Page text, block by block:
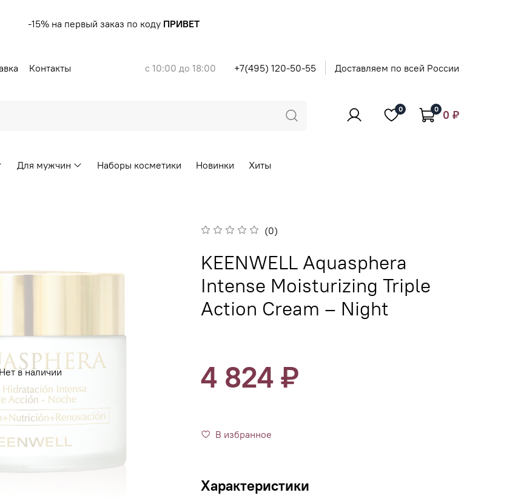
-15% на первый заказ по коду ПРИВЕТ
Контакты с 10:00 до 18:00 +7(495) 120-50-55 Доставляем по всей России
0 0 0 ₽
Для мужчин Наборы косметики Новинки Хиты
Нет в наличии
(0)
KEENWELL Aquasphera
Intense Moisturizing Triple
Action Cream – Night
4 824 ₽
В избранное
Характеристики